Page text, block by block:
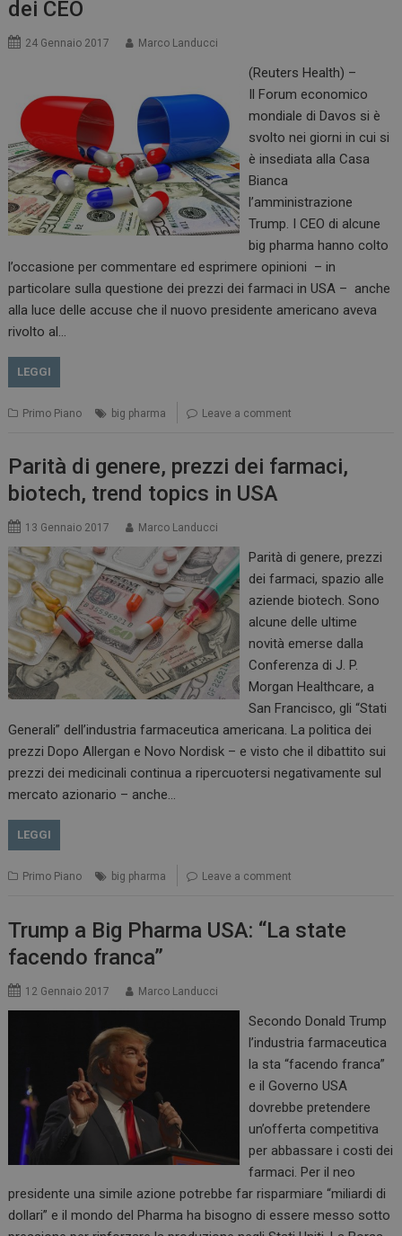
dei CEO
24 Gennaio 2017 Marco Landucci
(Reuters Health) –
Il Forum economico
mondiale di Davos si è
svolto nei giorni in cui si
è insediata alla Casa
Bianca
l’amministrazione
Trump. I CEO di alcune
big pharma hanno colto
l’occasione per commentare ed esprimere opinioni – in
particolare sulla questione dei prezzi dei farmaci in USA – anche
alla luce delle accuse che il nuovo presidente americano aveva
rivolto al…
LEGGI
Primo Piano big pharma Leave a comment
Parità di genere, prezzi dei farmaci,
biotech, trend topics in USA
13 Gennaio 2017 Marco Landucci
Parità di genere, prezzi
dei farmaci, spazio alle
aziende biotech. Sono
alcune delle ultime
novità emerse dalla
Conferenza di J. P.
Morgan Healthcare, a
San Francisco, gli “Stati
Generali” dell’industria farmaceutica americana. La politica dei
prezzi Dopo Allergan e Novo Nordisk – e visto che il dibattito sui
prezzi dei medicinali continua a ripercuotersi negativamente sul
mercato azionario – anche…
LEGGI
Primo Piano big pharma Leave a comment
Trump a Big Pharma USA: “La state
facendo franca”
12 Gennaio 2017 Marco Landucci
Secondo Donald Trump
l’industria farmaceutica
la sta “facendo franca”
e il Governo USA
dovrebbe pretendere
un’offerta competitiva
per abbassare i costi dei
farmaci. Per il neo
presidente una simile azione potrebbe far risparmiare “miliardi di
dollari” e il mondo del Pharma ha bisogno di essere messo sotto
ARRAffinitySameSite
Microsoft Corporation
.www.dailyhealthindustry.it
www.dailyhealthindustry.it
tracking-sites-
www.dailyhealthindustry.it
4
ARRAffinity
Microsoft Corporation
_ga_Z2VT792F98 .dailyhealthindustry.it
1 anno 1
mese